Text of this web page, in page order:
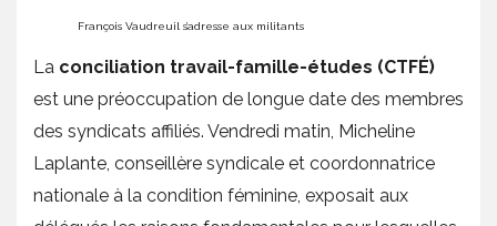
François Vaudreuil s’adresse aux militants
La conciliation travail-famille-études (CTFÉ)
est une préoccupation de longue date des membres
des syndicats affiliés. Vendredi matin, Micheline
Laplante, conseillère syndicale et coordonnatrice
nationale à la condition féminine, exposait aux